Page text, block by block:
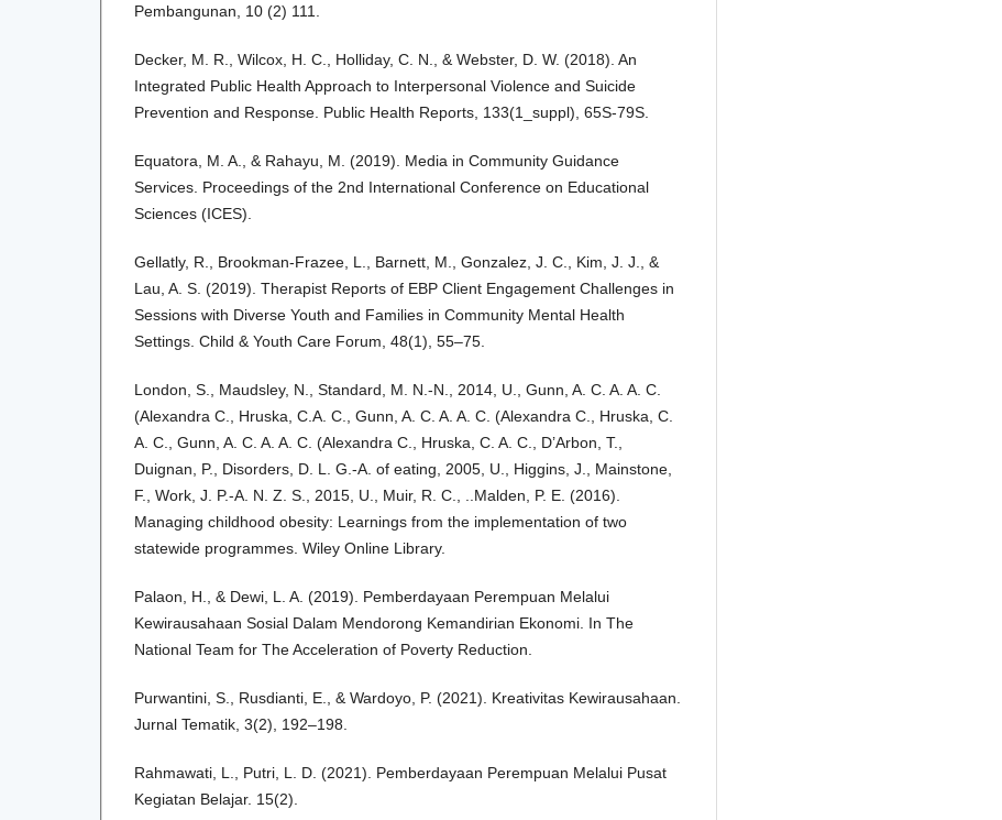
Pembangunan, 10 (2) 111.
Decker, M. R., Wilcox, H. C., Holliday, C. N., & Webster, D. W. (2018). An
Integrated Public Health Approach to Interpersonal Violence and Suicide
Prevention and Response. Public Health Reports, 133(1_suppl), 65S-79S.
Equatora, M. A., & Rahayu, M. (2019). Media in Community Guidance
Services. Proceedings of the 2nd International Conference on Educational
Sciences (ICES).
Gellatly, R., Brookman-Frazee, L., Barnett, M., Gonzalez, J. C., Kim, J. J., &
Lau, A. S. (2019). Therapist Reports of EBP Client Engagement Challenges in
Sessions with Diverse Youth and Families in Community Mental Health
Settings. Child & Youth Care Forum, 48(1), 55–75.
London, S., Maudsley, N., Standard, M. N.-N., 2014, U., Gunn, A. C. A. A. C.
(Alexandra C., Hruska, C.A. C., Gunn, A. C. A. A. C. (Alexandra C., Hruska, C.
A. C., Gunn, A. C. A. A. C. (Alexandra C., Hruska, C. A. C., D’Arbon, T.,
Duignan, P., Disorders, D. L. G.-A. of eating, 2005, U., Higgins, J., Mainstone,
F., Work, J. P.-A. N. Z. S., 2015, U., Muir, R. C., ..Malden, P. E. (2016).
Managing childhood obesity: Learnings from the implementation of two
statewide programmes. Wiley Online Library.
Palaon, H., & Dewi, L. A. (2019). Pemberdayaan Perempuan Melalui
Kewirausahaan Sosial Dalam Mendorong Kemandirian Ekonomi. In The
National Team for The Acceleration of Poverty Reduction.
Purwantini, S., Rusdianti, E., & Wardoyo, P. (2021). Kreativitas Kewirausahaan.
Jurnal Tematik, 3(2), 192–198.
Rahmawati, L., Putri, L. D. (2021). Pemberdayaan Perempuan Melalui Pusat
Kegiatan Belajar. 15(2).